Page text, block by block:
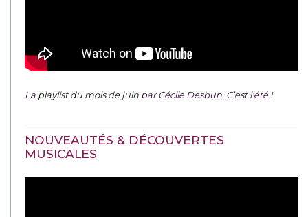
La playlist du mois de juin par Cécile Desbun. C’est l’été !
NOUVEAUTÉS & DÉCOUVERTES
MUSICALES